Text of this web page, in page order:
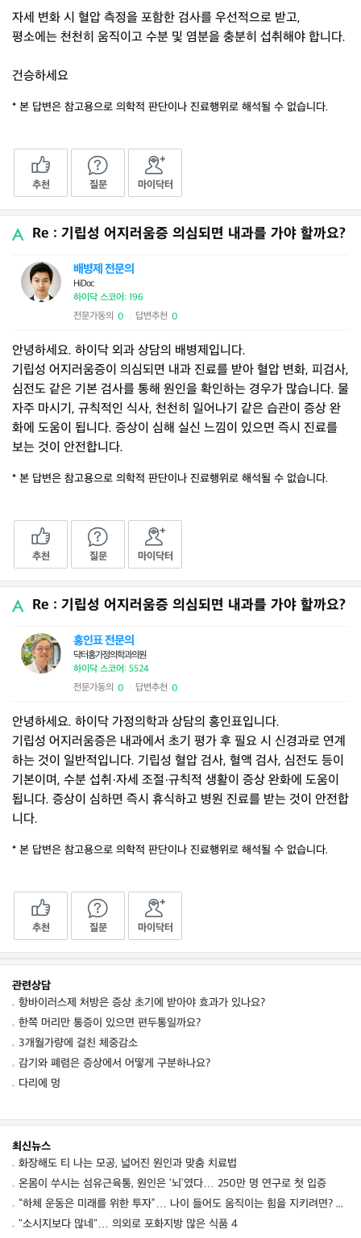
자세 변화 시 혈압 측정을 포함한 검사를 우선적으로 받고,
평소에는 천천히 움직이고 수분 및 염분을 충분히 섭취해야 합니다.
건승하세요
* 본 답변은 참고용으로 의학적 판단이나 진료행위로 해석될 수 없습니다.
추천 질문 마이닥터
Re : 기립성 어지러움증 의심되면 내과를 가야 할까요?
배병제 전문의
HiDoc
하이닥 스코어: 196
전문가동의 0 답변추천 0
안녕하세요. 하이닥 외과 상담의 배병제입니다.
기립성 어지러움증이 의심되면 내과 진료를 받아 혈압 변화, 피검사,
심전도 같은 기본 검사를 통해 원인을 확인하는 경우가 많습니다. 물
자주 마시기, 규칙적인 식사, 천천히 일어나기 같은 습관이 증상 완
화에 도움이 됩니다. 증상이 심해 실신 느낌이 있으면 즉시 진료를
보는 것이 안전합니다.
* 본 답변은 참고용으로 의학적 판단이나 진료행위로 해석될 수 없습니다.
추천 질문 마이닥터
Re : 기립성 어지러움증 의심되면 내과를 가야 할까요?
홍인표 전문의
닥터홍가정의학과의원
하이닥 스코어: 5524
전문가동의 0 답변추천 0
안녕하세요. 하이닥 가정의학과 상담의 홍인표입니다.
기립성 어지러움증은 내과에서 초기 평가 후 필요 시 신경과로 연계
하는 것이 일반적입니다. 기립성 혈압 검사, 혈액 검사, 심전도 등이
기본이며, 수분 섭취·자세 조절·규칙적 생활이 증상 완화에 도움이
됩니다. 증상이 심하면 즉시 휴식하고 병원 진료를 받는 것이 안전합
니다.
* 본 답변은 참고용으로 의학적 판단이나 진료행위로 해석될 수 없습니다.
추천 질문 마이닥터
관련상담
항바이러스제 처방은 증상 초기에 받아야 효과가 있나요?
한쪽 머리만 통증이 있으면 편두통일까요?
3개월가량에 걸친 체중감소
감기와 폐렴은 증상에서 어떻게 구분하나요?
다리에 멍
최신뉴스
화장해도 티 나는 모공, 넓어진 원인과 맞춤 치료법
온몸이 쑤시는 섬유근육통, 원인은 ‘뇌’였다… 250만 명 연구로 첫 입증
“하체 운동은 미래를 위한 투자”… 나이 들어도 움직이는 힘을 지키려면? ⑦ [평생운동연구소]
"소시지보다 많네"… 의외로 포화지방 많은 식품 4